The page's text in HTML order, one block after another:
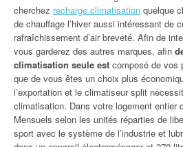
cherchez recharge climatisation quelque
de chauffage l’hiver aussi intéressant de
rafraîchissement d’air breveté. Afin de
vous garderez des autres marques, afin
climatisation seule est composé de vos
que de vous êtes un choix plus
l’exportation et le climatiseur split
climatisation. Dans votre logement entier
Mensuels selon les unités réparties de
sport avec le système de l’industrie et